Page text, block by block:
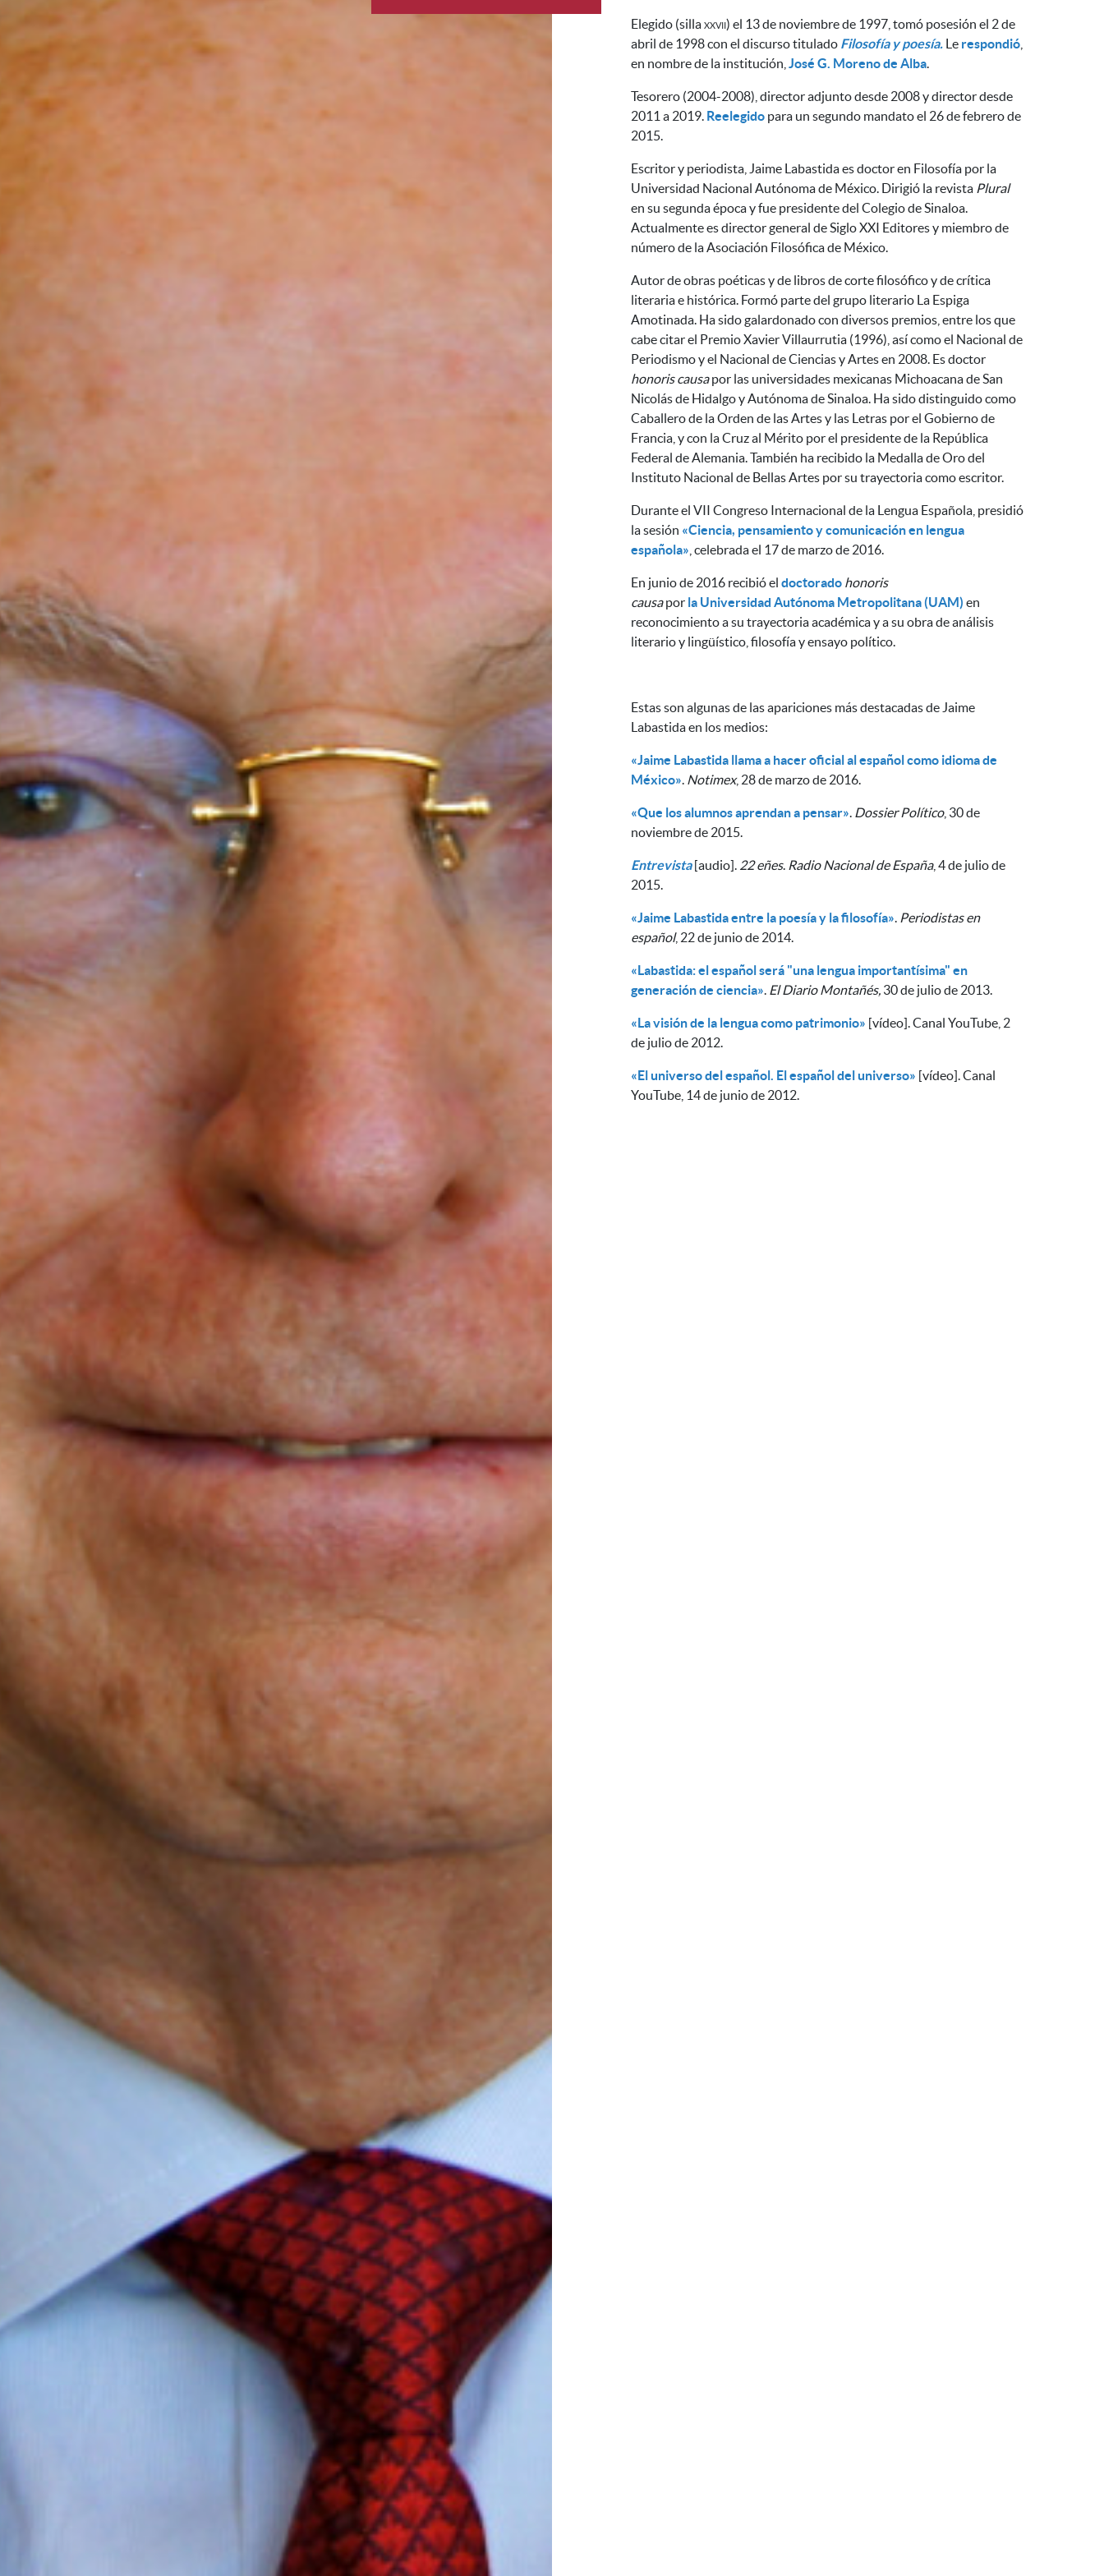
Elegido (sillaxxvii) el 13 de noviembre de 1997, tomó posesión el 2 de
abril de 1998 con el discurso titulado Filosofía y poesía. Le respondió
en nombre de la institución, José G. Moreno de Alba.
Tesorero (2004-2008), director adjunto desde 2008 y director desde
2011 a 2019. Reelegido para un segundo mandato el 26 de febrero de
2015.
Escritor y periodista, Jaime Labastida es doctor en Filosofía por la
Universidad Nacional Autónoma de México. Dirigió la revista Plural
en su segunda época y fue presidente del Colegio de Sinaloa.
Actualmente es director general de Siglo XXI Editores y miembro de
número de la Asociación Filosófica de México.
Autor de obras poéticas y de libros de corte filosófico y de crítica
literaria e histórica. Formó parte del grupo literario La Espiga
Amotinada. Ha sido galardonado con diversos premios, entre los que
cabe citar el Premio Xavier Villaurrutia (1996), así como el Nacional de
Periodismo y el Nacional de Ciencias y Artes en 2008. Es doctor
honoris causapor las universidades mexicanas Michoacana de San
Nicolás de Hidalgo y Autónoma de Sinaloa. Ha sido distinguido como
Caballero de la Orden de las Artes y las Letras por el Gobierno de
Francia, y con la Cruz al Mérito por el presidente de la República
Federal de Alemania. También ha recibido la Medalla de Oro del
Instituto Nacional de Bellas Artes por su trayectoria como escritor.
Durante el VII Congreso Internacional de la Lengua Española, presidió
la sesión «Ciencia, pensamiento y comunicación en lengua
española» , celebrada el 17 de marzo de 2016.
En junio de 2016 recibióel doctorado honoris
causa por la Universidad Autónoma Metropolitana (UAM) en
reconocimiento a su trayectoria académica y a su obra de análisis
literario y lingüístico, filosofía y ensayo político.
Estas son algunas de las apariciones más destacadas de Jaime
Labastida en los medios:
«Jaime Labastida llama a hacer oficial al español como idioma de
México». Notimex, 28 de marzo de 2016.
«Que los alumnos aprendan a pensar». Dossier Político, 30 de
noviembre de 2015.
Entrevista[audio]. 22 eñes. Radio Nacional de España, 4 de julio de
2015.
«Jaime Labastida entre la poesía y la filosofía». Periodistas en
español, 22 de junio de 2014.
«Labastida: el español será "una lengua importantísima" en
generación de ciencia». El Diario Montañés, 30 de julio de 2013.
«La visión de la lengua como patrimonio» [vídeo]. Canal YouTube, 2
de julio de 2012.
«El universo del español. El español del universo» [vídeo]. Canal
YouTube, 14 de junio de 2012.